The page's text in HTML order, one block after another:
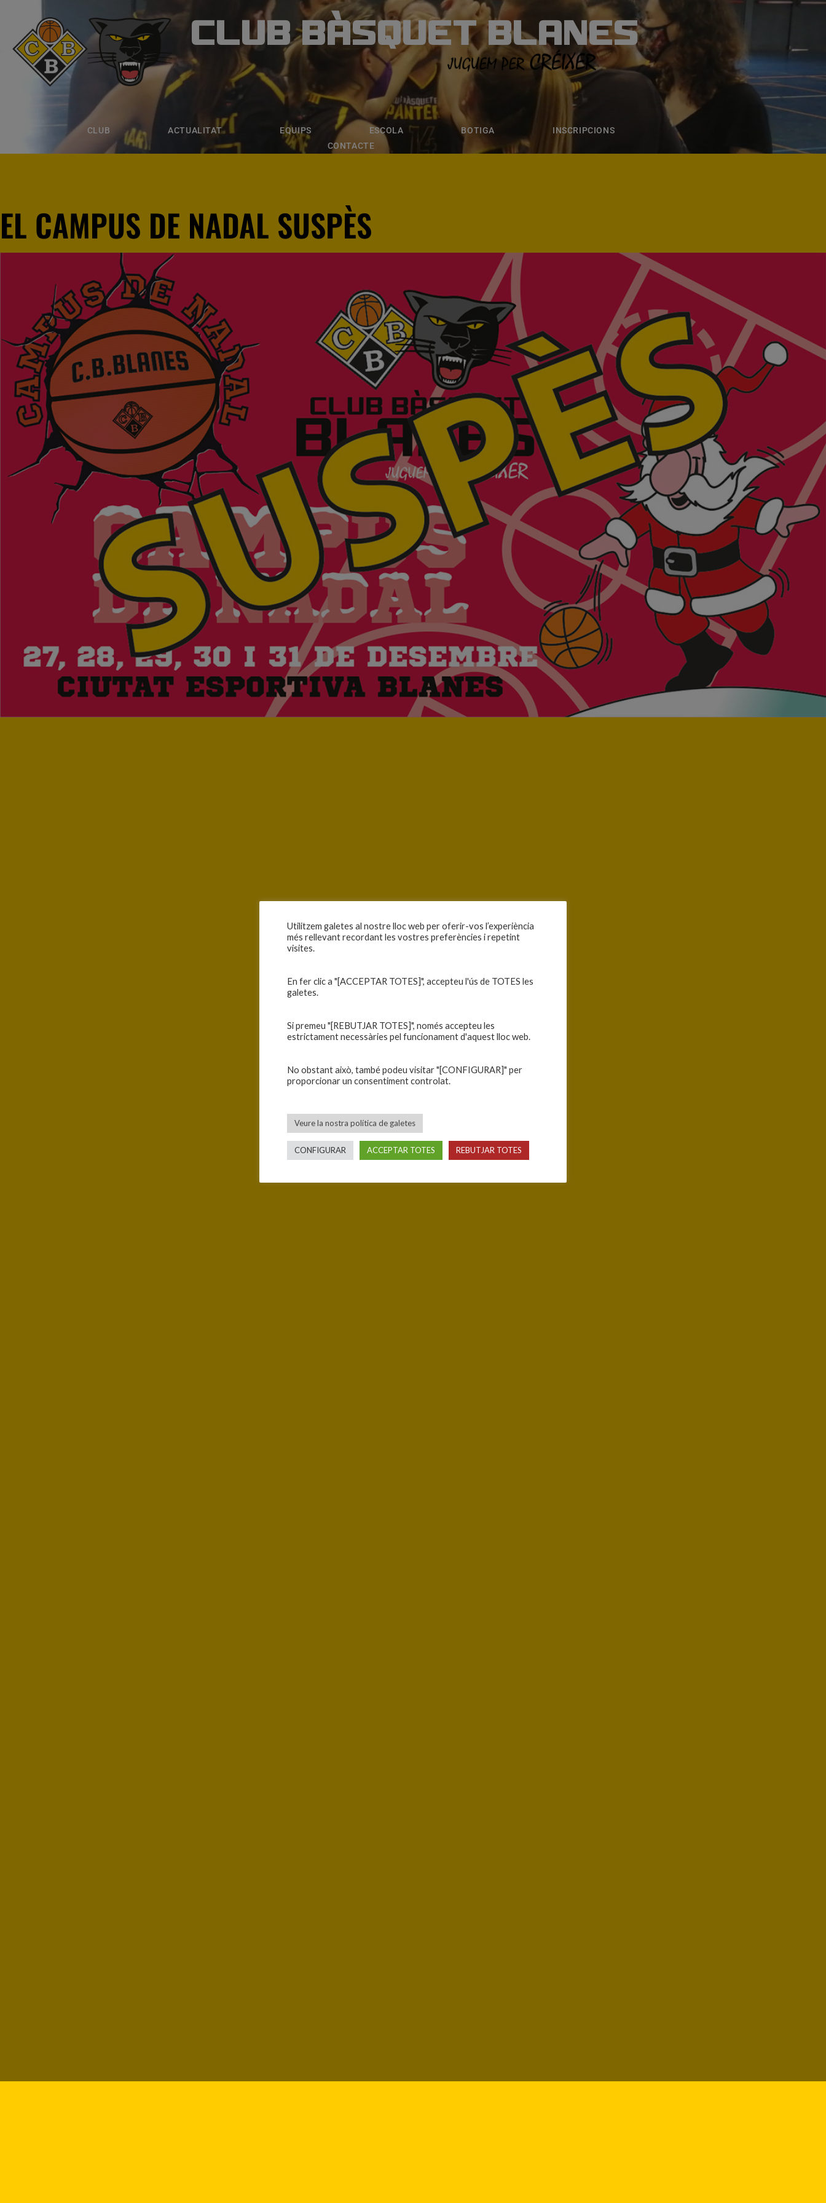
CLUB BÀSQUET BLANES
CLUB ACTUALITAT EQUIPS ESCOLA BOTIGA
INSCRIPCIONS
CONTACTE
CLUB BÀSQUET BLANES
ACTUALITAT ESCOLA BOTIGA INSCRIPCIONS
EL CAMPUS DE NADAL SUSPÈS
Utilitzem galetes al nostre lloc web per oferir-vos l’experiència
més rellevant recordant les vostres preferències i repetint
visites.
En fer clic a "[ACCEPTAR TOTES]", accepteu l'ús de TOTES les
galetes.
Si premeu "[REBUTJAR TOTES]", només accepteu les
estrictament necessàries pel funcionament d'aquest lloc web.
No obstant això, també podeu visitar "[CONFIGURAR]" per
proporcionar un consentiment controlat.
Veure la nostra política de galetes
CONFIGURAR ACCEPTAR TOTES REBUTJAR TOTES